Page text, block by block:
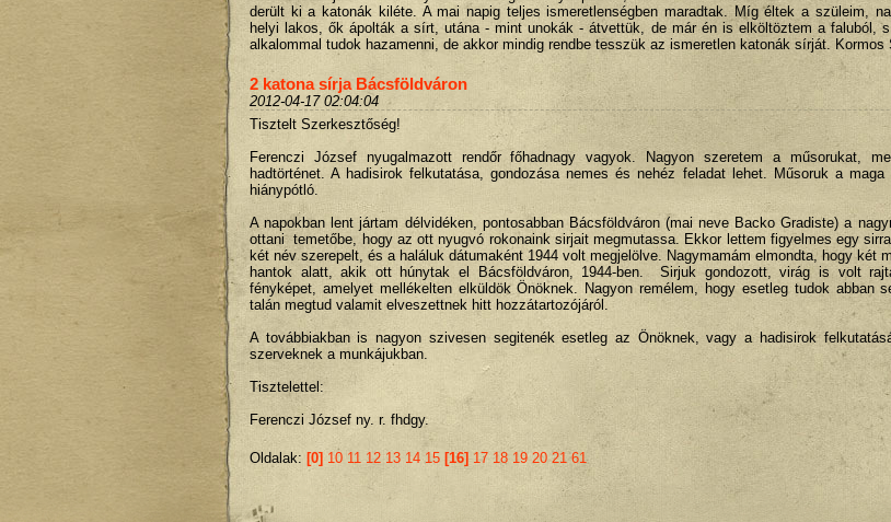
derült ki a katonák kiléte. A mai napig teljes ismeretlenségben maradtak. Míg éltek a szüleim,
helyi lakos, ők ápolták a sírt, utána - mint unokák - átvettük, de már én is elköltöztem a faluból,
alkalommal tudok hazamenni, de akkor mindig rendbe tesszük az ismeretlen katonák sírját. Kormos
2 katona sírja Bácsföldváron
2012-04-17 02:04:04
Tisztelt Szerkesztőség!
Ferenczi József nyugalmazott rendőr főhadnagy vagyok. Nagyon szeretem a műsorukat,
hadtörténet. A hadisirok felkutatása, gondozása nemes és nehéz feladat lehet. Műsoruk a maga
hiánypótló.
A napokban lent jártam délvidéken, pontosabban Bácsföldváron (mai neve Backo Gradiste) a
ottani temetőbe, hogy az ott nyugvó rokonaink sirjait megmutassa. Ekkor lettem figyelmes egy
két név szerepelt, és a haláluk dátumaként 1944 volt megjelölve. Nagymamám elmondta, hogy két
hantok alatt, akik ott húnytak el Bácsföldváron, 1944-ben. Sirjuk gondozott, virág is volt
fényképet, amelyet mellékelten elküldök Önöknek. Nagyon remélem, hogy esetleg tudok abban
talán megtud valamit elveszettnek hitt hozzátartozójáról.
A továbbiakban is nagyon szivesen segitenék esetleg az Önöknek, vagy a hadisirok
szerveknek a munkájukban.
Tisztelettel:
Ferenczi József ny. r. fhdgy.
Oldalak: [0] 10 11 12 13 14 15 [16] 17 18 19 20 21 61